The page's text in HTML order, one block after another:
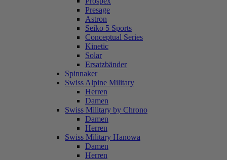
Presage
Astron
Seiko 5 Sports
Conceptual Series
Kinetic
Solar
Ersatzbänder
Spinnaker
Swiss Alpine Military
Herren
Damen
Swiss Military by Chrono
Damen
Herren
Swiss Military Hanowa
Damen
Herren